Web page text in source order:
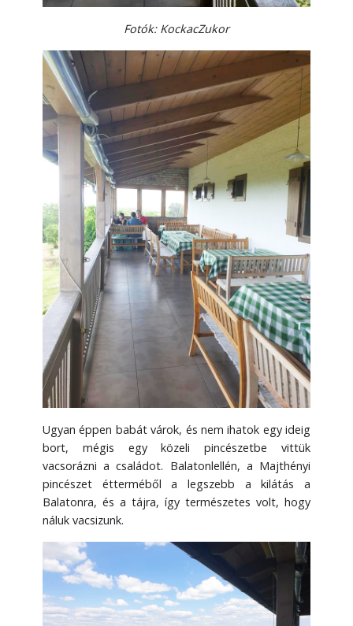
Fotók: KockacZukor
Ugyan éppen babát várok, és nem ihatok egy ideig
bort, mégis egy közeli pincészetbe vittük
vacsorázni a családot. Balatonlellén, a Majthényi
pincészet étterméből a legszebb a kilátás a
Balatonra, és a tájra, így természetes volt, hogy
náluk vacsizunk.